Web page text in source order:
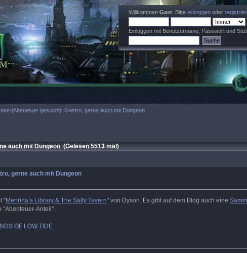
Willkommen Gast . Bitte einloggen oder
Einloggen mit Benutzername, Passwort und
[Abenteuer gesucht]: Gastro, gerne auch mit Dungeon
auch mit Dungeon (Gelesen 5513 mal)
gerne auch mit Dungeon
"Menrina’s Library & The Salty Tavern" von Dyson. Es gibt auf dem Blog auch eine
"Abenteuer-Anteil".
OF LOW TIDE